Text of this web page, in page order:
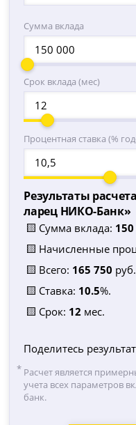
Сумма вклада
Срок вклада (мес)
Процентная ставка (%
Результаты
ларец НИКО-Банк»
🟨 Сумма вклада:
🟨 Начисленные
🟨 Всего: 165 750 руб.
🟨 Ставка: 10.5%.
🟨 Срок: 12 мес.
Поделитесь
Расчет является
учета всех параметров
банк.